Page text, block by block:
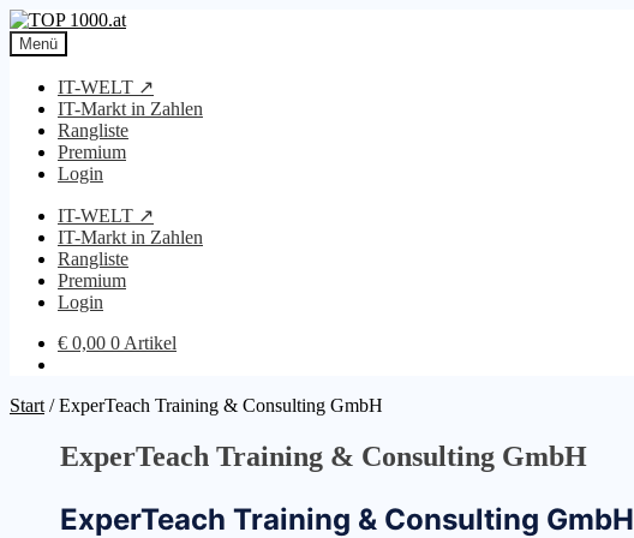
Zur
Navigation
springen
Zum
Inhalt
springen
Menü
IT-WELT ↗
IT-Markt in Zahlen
Rangliste
Premium
Login
IT-WELT ↗
IT-Markt in Zahlen
Rangliste
Premium
Login
€ 0,00 0 Artikel
Start /ExperTeach Training & Consulting GmbH
ExperTeach Training & Consulting GmbH
ExperTeach Training & Consulting GmbH